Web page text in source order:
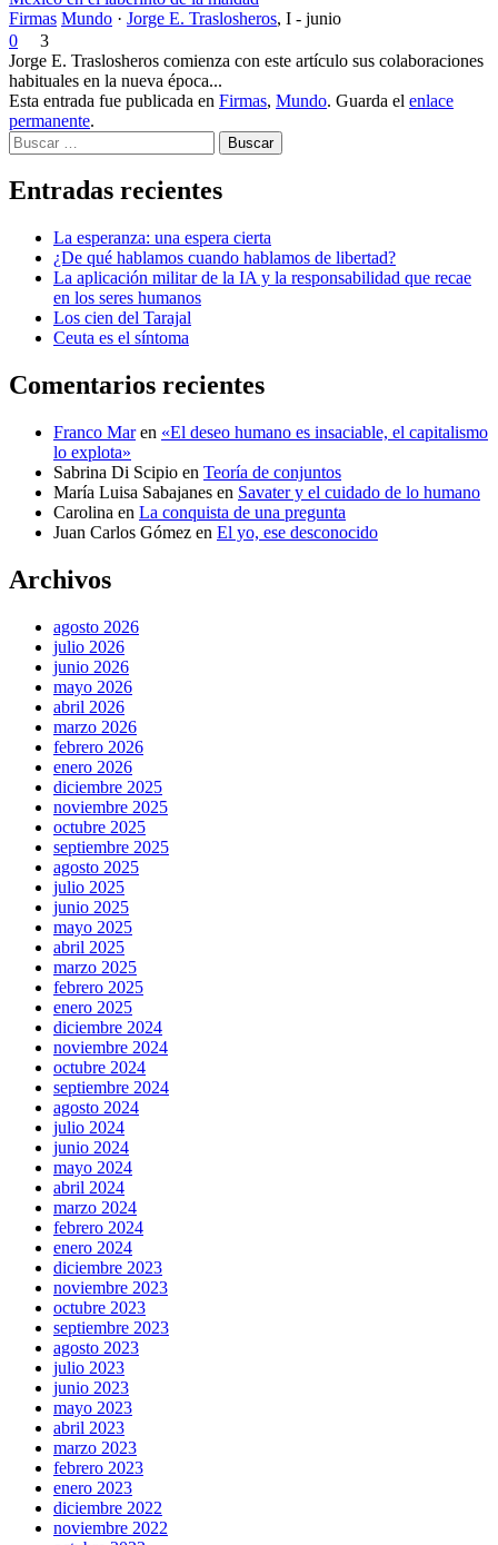
Firmas Mundo · Jorge E. Traslosheros, I - junio
0
3
Jorge E. Traslosheros comienza con este artículo sus colaboraciones
habituales en la nueva época...
Esta entrada fue publicada en Firmas, Mundo. Guarda el enlace
permanente.
Buscar
Entradas recientes
La esperanza: una espera cierta
¿De qué hablamos cuando hablamos de libertad?
La aplicación militar de la IA y la responsabilidad que recae
en los seres humanos
Los cien del Tarajal
Ceuta es el síntoma
Comentarios recientes
Franco Maren «El deseo humano es insaciable, el capitalismo
lo explota»
Sabrina Di Scipio en Teoría de conjuntos
María Luisa Sabajanes en Savater y el cuidado de lo humano
Carolina en La conquista de una pregunta
Juan Carlos Gómez en El yo, ese desconocido
Archivos
agosto 2026
julio 2026
junio 2026
mayo 2026
abril 2026
marzo 2026
febrero 2026
enero 2026
diciembre 2025
noviembre 2025
octubre 2025
septiembre 2025
agosto 2025
julio 2025
junio 2025
mayo 2025
abril 2025
marzo 2025
febrero 2025
enero 2025
diciembre 2024
noviembre 2024
octubre 2024
septiembre 2024
agosto 2024
julio 2024
junio 2024
mayo 2024
abril 2024
marzo 2024
febrero 2024
enero 2024
diciembre 2023
noviembre 2023
octubre 2023
septiembre 2023
agosto 2023
julio 2023
junio 2023
mayo 2023
abril 2023
marzo 2023
febrero 2023
enero 2023
diciembre 2022
noviembre 2022